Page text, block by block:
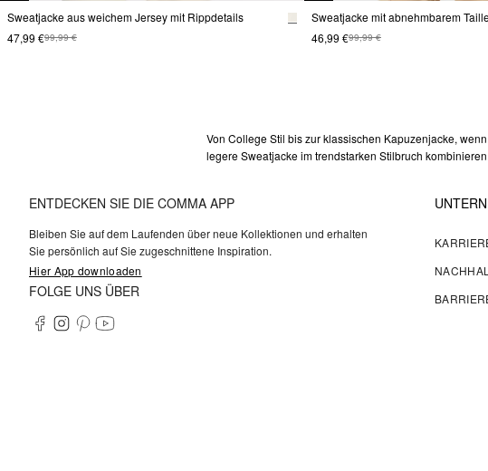
Sweatjacke aus weichem Jersey mit Rippdetails
47,99 €99,99 €
Sweatjacke mit abnehmbarem
46,99 €99,99 €
Von College Stil bis zur klassischen Kapuzenjacke,
legere Sweatjacke im trendstarken Stilbruch
ENTDECKEN SIE DIE COMMA APP
Bleiben Sie auf dem Laufenden über neue Kollektionen und erhalten
Sie persönlich auf Sie zugeschnittene Inspiration.
Hier App downloaden
FOLGE UNS ÜBER